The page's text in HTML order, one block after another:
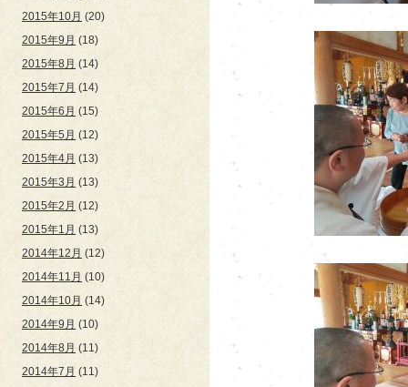
2015年10月 (20)
2015年9月 (18)
2015年8月 (14)
2015年7月 (14)
2015年6月 (15)
2015年5月 (12)
2015年4月 (13)
2015年3月 (13)
2015年2月 (12)
2015年1月 (13)
2014年12月 (12)
2014年11月 (10)
2014年10月 (14)
2014年9月 (10)
2014年8月 (11)
2014年7月 (11)